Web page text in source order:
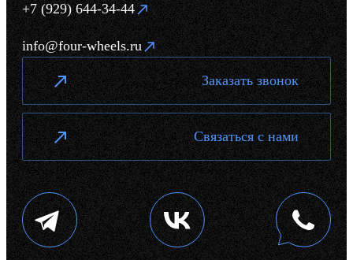
+7 (929) 644-34-44
info@four-wheels.ru
Заказать звонок
Связаться с нами